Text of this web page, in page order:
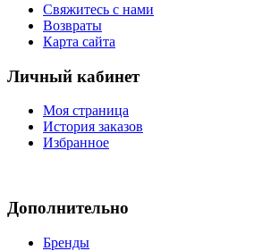
Свяжитесь с нами
Возвраты
Карта сайта
Личный кабинет
Моя страница
История заказов
Избранное
Дополнительно
Бренды